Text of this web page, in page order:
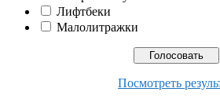
Лифтбеки
Малолитражки
Посмотреть